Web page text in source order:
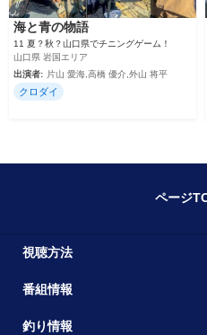
海と青の物語
11 夏？秋？山口県でチニングゲーム！
山口県 岩国エリア
出演者:
片山 愛海,高橋 優介,外山 将平
クロダイ
ページ
視聴方法
番組情報
釣り情報